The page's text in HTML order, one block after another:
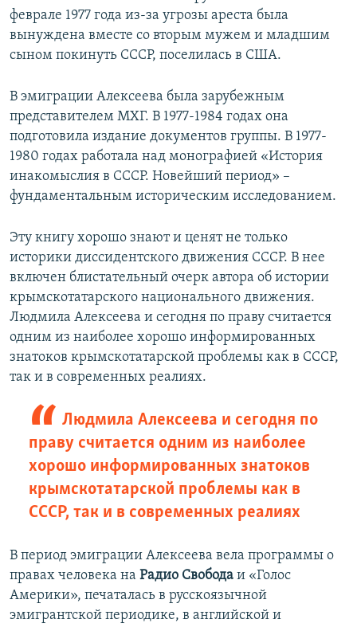
феврале 1977 года из-за угрозы ареста была
вынуждена вместе со вторым мужем и младшим
сыном покинуть СССР, поселилась в США.
В эмиграции Алексеева была зарубежным
представителем МХГ. В 1977-1984 годах она
подготовила издание документов группы. В 1977-
1980 годах работала над монографией «История
инакомыслия в СССР. Новейший период» –
фундаментальным историческим исследованием.
Эту книгу хорошо знают и ценят не только
историки диссидентского движения СССР. В нее
включен блистательный очерк автора об истории
крымскотатарского национального движения.
Людмила Алексеева и сегодня по праву считается
одним из наиболее хорошо информированных
знатоков крымскотатарской проблемы как в СССР,
так и в современных реалиях.
Людмила Алексеева и сегодня по
праву считается одним из наиболее
хорошо информированных знатоков
крымскотатарской проблемы как в
СССР, так и в современных реалиях
В период эмиграции Алексеева вела программы о
правах человека на Радио Свобода и «Голос
Америки», печаталась в русскоязычной
эмигрантской периодике, в английской и